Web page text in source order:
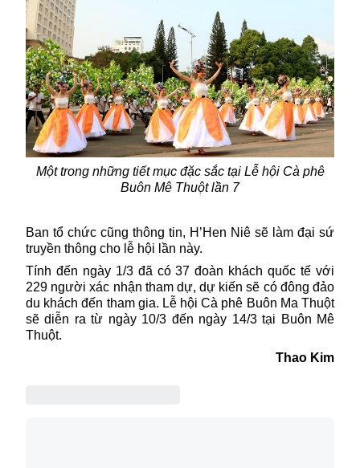
Một trong những tiết mục đặc sắc tại Lễ hội Cà phê
Buôn Mê Thuột lần 7
Ban tổ chức cũng thông tin, H’Hen Niê sẽ làm đại sứ
truyền thông cho lễ hội lần này.
Tính đến ngày 1/3 đã có 37 đoàn khách quốc tế với
229 người xác nhận tham dự, dự kiến sẽ có đông đảo
du khách đến tham gia. Lễ hội Cà phê Buôn Ma Thuột
sẽ diễn ra từ ngày 10/3 đến ngày 14/3 tại Buôn Mê
Thuột.
Thao Kim